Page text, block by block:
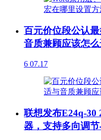
百元价位段公认
音质兼顾应该怎
6 07.17
联想发布E24q-30
器，支持多向调